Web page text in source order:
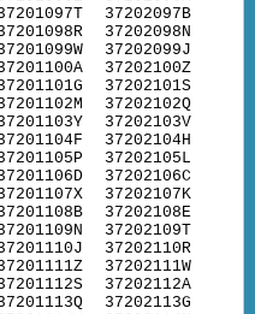
37202097B
37202098N
37202099J
37202100Z
37202101S
37202102Q
37202103V
37202104H
37202105L
37202106C
37202107K
37202108E
37202109T
37202110R
37202111W
37202112A
37202113G